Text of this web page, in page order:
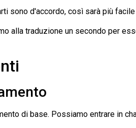
sono d'accordo, così sarà più
alla traduzione un secondo per
di base. Possiamo entrare in